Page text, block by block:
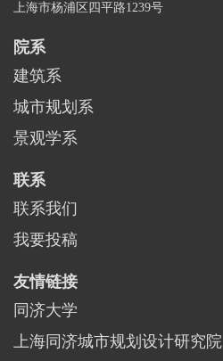
上海市杨浦区四平路1239号
院系
建筑系
城市规划系
景观学系
联系
联系我们
我要投稿
友情链接
同济大学
上海同济城市规划设计研究院